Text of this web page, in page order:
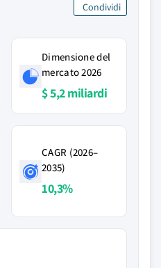
Condividi
Dimensione del
mercato 2026
$ 5,2 miliardi
CAGR (2026–
2035)
10,3%